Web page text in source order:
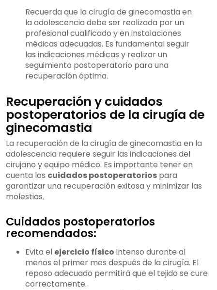
Recuerda que la cirugía de ginecomastia en
la adolescencia debe ser realizada por un
profesional cualificado y en instalaciones
médicas adecuadas. Es fundamental seguir
las indicaciones médicas y realizar un
seguimiento postoperatorio para una
recuperación óptima.
Recuperación y cuidados
postoperatorios de la cirugía de
ginecomastia
La recuperación de la cirugía de ginecomastia en la
adolescencia requiere seguir las indicaciones del
cirujano y equipo médico. Es importante tener en
cuenta los cuidados postoperatorios para
garantizar una recuperación exitosa y minimizar las
molestias.
Cuidados postoperatorios
recomendados:
Evita el ejercicio físico intenso durante al
menos el primer mes después de la cirugía. El
reposo adecuado permitirá que el tejido se cure
correctamente.